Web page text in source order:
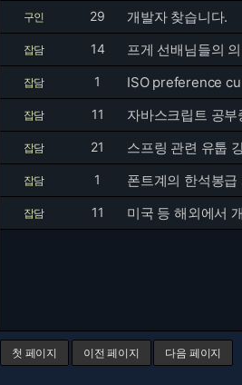
구인 29 개발자 찾습니다.
잡담 14 프게 선배님들의
잡담 1 ISO preference
잡담 11 자바스크립트 공부
잡담 21 스프링 관련 유툽
잡담 1 폰트계의 한석봉급
잡담 11 미국 등 해외에서
첫 페이지 이전 페이지 다음 페이지